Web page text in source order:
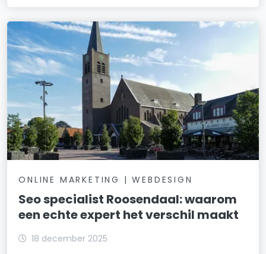
ONLINE MARKETING | WEBDESIGN
Seo specialist Roosendaal: waarom
een echte expert het verschil maakt
18 december 2025